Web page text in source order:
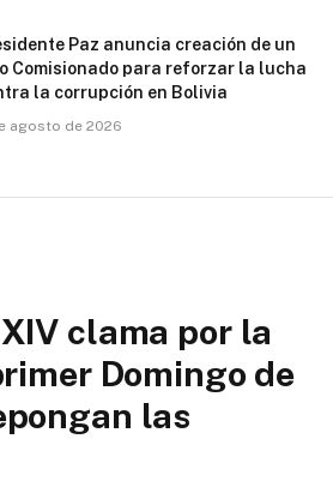
Paz anuncia creación de un
Comisionado para reforzar la lucha
la corrupción en Bolivia
agosto de 2026
clama por la
Domingo de
las